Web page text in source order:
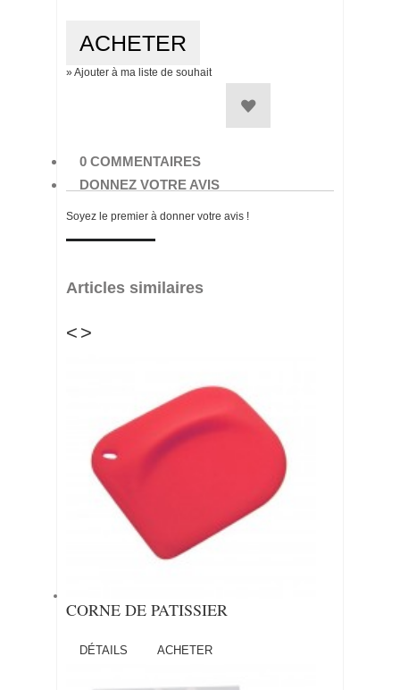
» Ajouter à ma liste de souhait
0 COMMENTAIRES
DONNEZ VOTRE AVIS
Soyez le premier à donner votre avis !
Articles similaires
< >
CORNE DE PATISSIER
DÉTAILS ACHETER